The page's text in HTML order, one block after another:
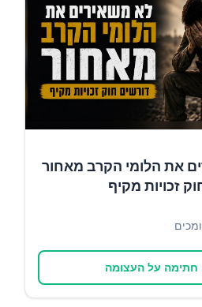
את הלומי הקרב מאחור
זכויות מקיף
חתימה על העצומה